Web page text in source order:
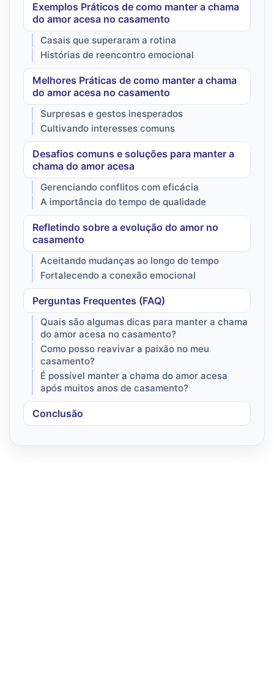
Exemplos Práticos de como manter a chama
do amor acesa no casamento
Casais que superaram a rotina
Histórias de reencontro emocional
Melhores Práticas de como manter a chama
do amor acesa no casamento
Surpresas e gestos inesperados
Cultivando interesses comuns
Desafios comuns e soluções para manter a
chama do amor acesa
Gerenciando conflitos com eficácia
A importância do tempo de qualidade
Refletindo sobre a evolução do amor no
casamento
Aceitando mudanças ao longo do tempo
Fortalecendo a conexão emocional
Perguntas Frequentes (FAQ)
Quais são algumas dicas para manter a chama
do amor acesa no casamento?
Como posso reavivar a paixão no meu
casamento?
É possível manter a chama do amor acesa
após muitos anos de casamento?
Conclusão